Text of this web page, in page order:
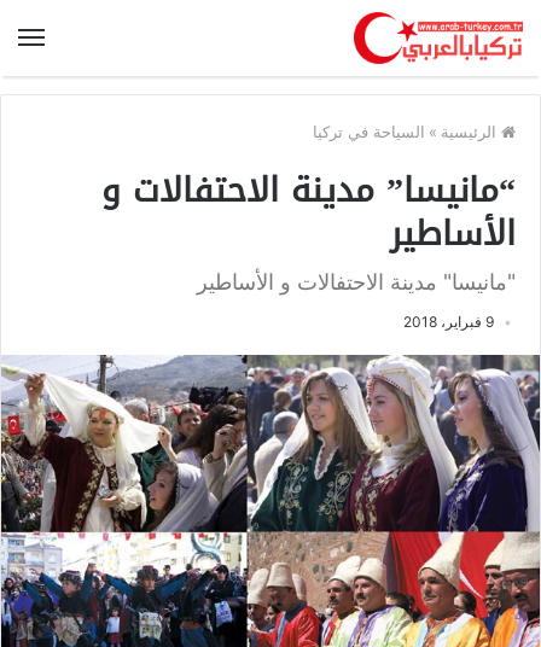
الرئيسية » السياحة في تركيا
“مانيسا” مدينة الاحتفالات و
الأساطير
"مانيسا" مدينة الاحتفالات و الأساطير
9 فبراير، 2018